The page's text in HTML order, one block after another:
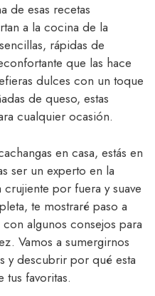
de esas recetas
a la cocina de la
rápidas de
que las hace
dulces con un toque
de queso, estas
cualquier ocasión.
en casa, estás en
ser un experto en la
por fuera y suave
te mostraré paso a
algunos consejos para
Vamos a sumergirnos
y descubrir por qué esta
tus favoritas.